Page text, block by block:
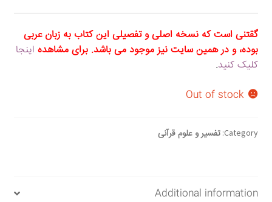
گقتنی است که نسخه اصلی و تفصیلی این کتاب به زبان عربی
بوده، و در همین سایت نیز موجود می باشد. برای مشاهده اینجا
کلیک کنید.
Out of stock
Category: تفسیر و علوم قرآنی
Additional information